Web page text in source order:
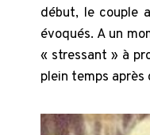
début, le couple
évoqués. A un
« stressant » à
plein temps après